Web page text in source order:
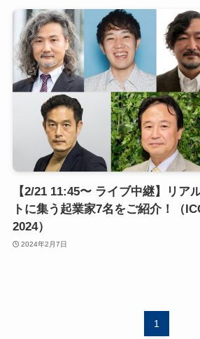
【2/21 11:45〜 ライブ中継】リア
トに集う起業家7名をご紹介！（
2024）
2024年2月7日
1